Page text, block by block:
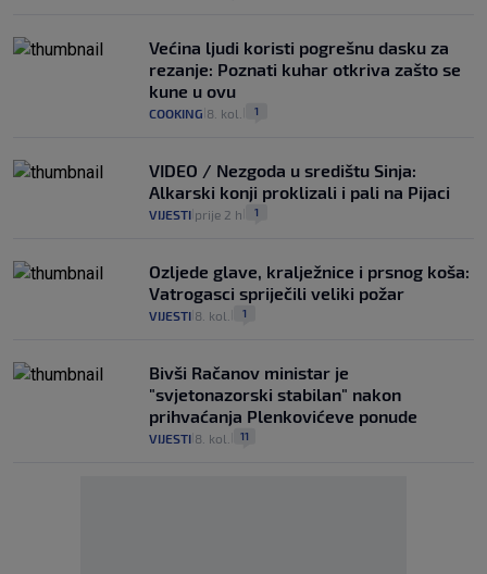
Većina ljudi koristi pogrešnu dasku za
rezanje: Poznati kuhar otkriva zašto se
kune u ovu
COOKING 8. kol. 1
VIDEO / Nezgoda u središtu Sinja:
Alkarski konji proklizali i pali na Pijaci
VIJESTI prije 2 h 1
Ozljede glave, kralježnice i prsnog koša:
Vatrogasci spriječili veliki požar
VIJESTI 8. kol. 1
Bivši Račanov ministar je
"svjetonazorski stabilan" nakon
prihvaćanja Plenkovićeve ponude
VIJESTI 8. kol. 11